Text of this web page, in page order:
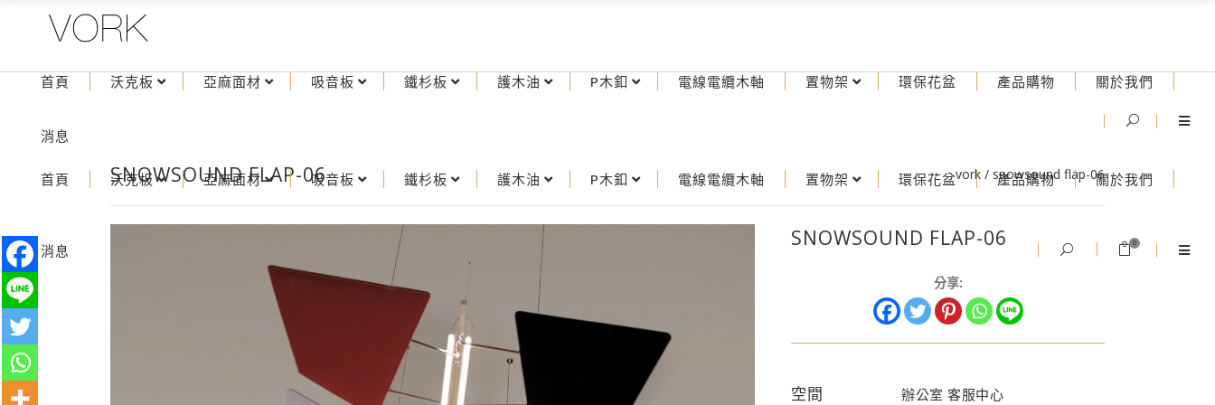
首頁 沃克板 亞麻面材 吸音板 鐵杉板 護木油 P木釦 電線電纜木軸 置物架 環保花盆 產品購物 關於我們
消息 0
首頁 沃克板 亞麻面材 吸音板 鐵杉板 護木油 P木釦 電線電纜木軸 置物架 環保花盆 產品購物 關於我們
消息
SNOWSOUND FLAP-06 vork / snowsound flap-06
SNOWSOUND FLAP-06
分享:
空間 辦公室 客服中心